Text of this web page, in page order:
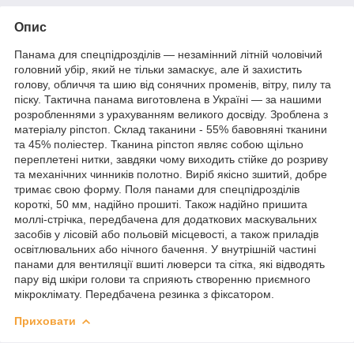
Опис
Панама для спецпідрозділів — незамінний літній чоловічий
головний убір, який не тільки замаскує, але й захистить
голову, обличчя та шию від сонячних променів, вітру, пилу та
піску. Тактична панама виготовлена в Україні — за нашими
розробленнями з урахуванням великого досвіду. Зроблена з
матеріалу ріпстоп. Склад таканини - 55% бавовняні тканини
та 45% поліестер. Тканина ріпстоп являє собою щільно
переплетені нитки, завдяки чому виходить стійке до розриву
та механічних чинників полотно. Виріб якісно зшитий, добре
тримає свою форму. Поля панами для спецпідрозділів
короткі, 50 мм, надійно прошиті. Також надійно пришита
моллі-стрічка, передбачена для додаткових маскувальних
засобів у лісовій або польовій місцевості, а також приладів
освітлювальних або нічного бачення. У внутрішній частині
панами для вентиляції вшиті люверси та сітка, які відводять
пару від шкіри голови та сприяють створенню приємного
мікроклімату. Передбачена резинка з фіксатором.
Приховати